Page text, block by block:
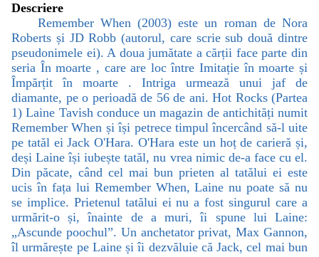
Descriere
Remember When (2003) este un roman de Nora
Roberts și JD Robb (autorul, care scrie sub două dintre
pseudonimele ei). A doua jumătate a cărții face parte din
seria În moarte , care are loc între Imitație în moarte și
Împărțit în moarte . Intriga urmează unui jaf de
diamante, pe o perioadă de 56 de ani. Hot Rocks (Partea
1) Laine Tavish conduce un magazin de antichități numit
Remember When și își petrece timpul încercând să-l uite
pe tatăl ei Jack O'Hara. O'Hara este un hoț de carieră și,
deși Laine își iubește tatăl, nu vrea nimic de-a face cu el.
Din păcate, când cel mai bun prieten al tatălui ei este
ucis în fața lui Remember When, Laine nu poate să nu
se implice. Prietenul tatălui ei nu a fost singurul care a
urmărit-o și, înainte de a muri, îi spune lui Laine:
„Ascunde poochul”. Un anchetator privat, Max Gannon,
îl urmărește pe Laine și îi dezvăluie că Jack, cel mai bun